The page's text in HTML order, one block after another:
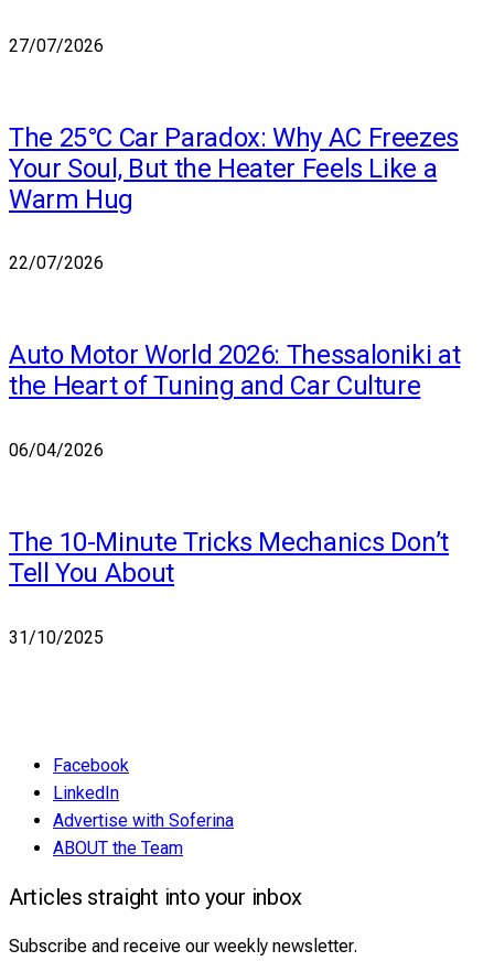
27/07/2026
The 25°C Car Paradox: Why AC Freezes
Your Soul, But the Heater Feels Like a
Warm Hug
22/07/2026
Auto Motor World 2026: Thessaloniki at
the Heart of Tuning and Car Culture
06/04/2026
The 10-Minute Tricks Mechanics Don’t
Tell You About
31/10/2025
Facebook
LinkedIn
Advertise with Soferina
ABOUT the Team
Articles straight into your inbox
Subscribe and receive our weekly newsletter.